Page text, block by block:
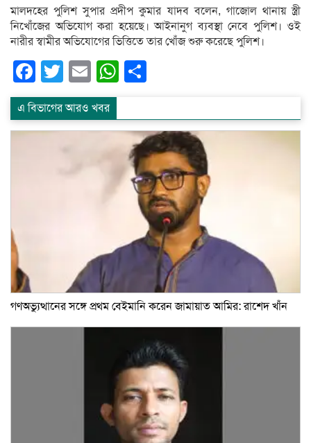
মালদহের পুলিশ সুপার প্রদীপ কুমার যাদব বলেন, গাজোল থানায় স্ত্রী
নিখোঁজের অভিযোগ করা হয়েছে। আইনানুগ ব্যবস্থা নেবে পুলিশ। ওই
নারীর স্বামীর অভিযোগের ভিত্তিতে তার খোঁজ শুরু করেছে পুলিশ।
Facebook
Twitter
EmailWhatsApp
এ বিভাগের আরও খবর
গণঅভ্যুত্থানের সঙ্গে প্রথম বেইমানি করেন জামায়াত আমির: রাশেদ খাঁন